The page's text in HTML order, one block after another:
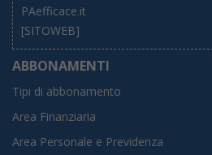
PAefficace.it
[SITOWEB]
ABBONAMENTI
Tipi di abbonamento
Area Finanziaria
Area Personale e Previdenza